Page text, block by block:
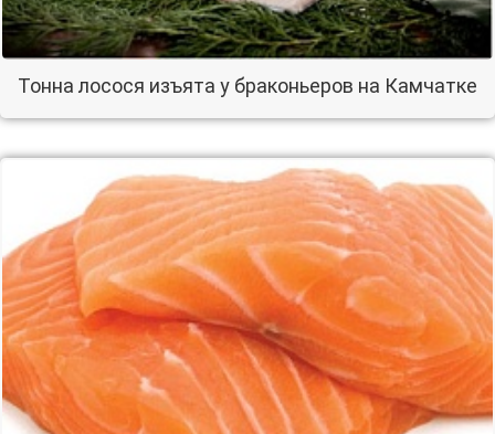
Тонна лосося изъята у браконьеров на Камчатке